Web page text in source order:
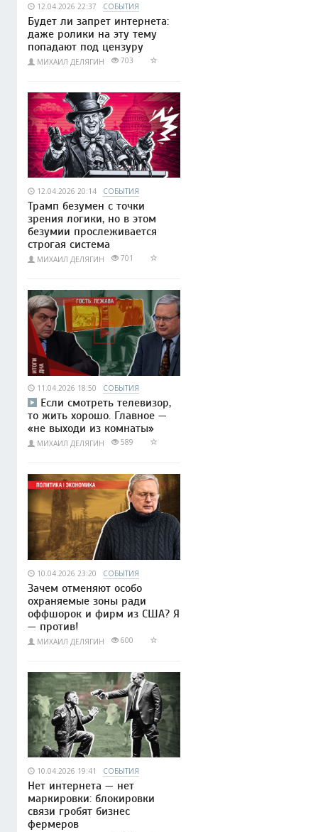
12.04.2026 22:37 СОБЫТИЯ
Будет ли запрет интернета:
даже ролики на эту тему
попадают под цензуру
МИХАИЛ ДЕЛЯГИН 703
12.04.2026 20:14 СОБЫТИЯ
Трамп безумен с точки
зрения логики, но в этом
безумии прослеживается
строгая система
МИХАИЛ ДЕЛЯГИН 701
11.04.2026 18:50 СОБЫТИЯ
Если смотреть телевизор,
то жить хорошо. Главное —
«не выходи из комнаты»
МИХАИЛ ДЕЛЯГИН 589
10.04.2026 23:20 СОБЫТИЯ
Зачем отменяют особо
охраняемые зоны ради
оффшорок и фирм из США? Я
— против!
МИХАИЛ ДЕЛЯГИН 600
10.04.2026 19:41 СОБЫТИЯ
Нет интернета — нет
маркировки: блокировки
связи гробят бизнес
фермеров